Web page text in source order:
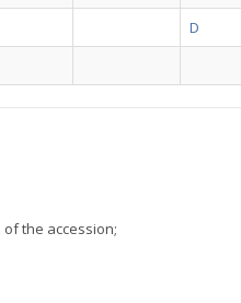
D
the accession;